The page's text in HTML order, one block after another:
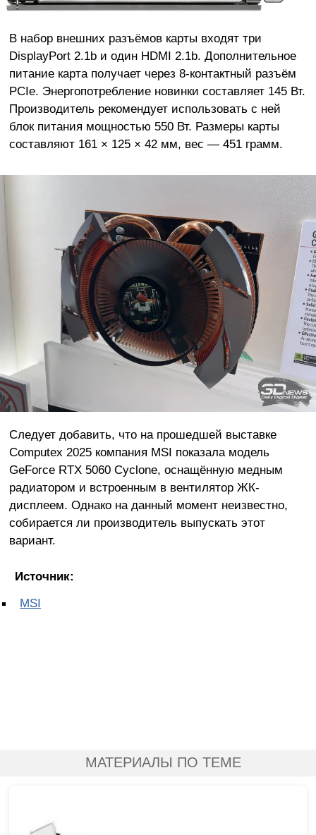
В набор внешних разъёмов карты входят три
DisplayPort 2.1b и один HDMI 2.1b. Дополнительное
питание карта получает через 8-контактный разъём
PCIe. Энергопотребление новинки составляет 145 Вт.
Производитель рекомендует использовать с ней
блок питания мощностью 550 Вт. Размеры карты
составляют 161 × 125 × 42 мм, вес — 451 грамм.
Следует добавить, что на прошедшей выставке
Computex 2025 компания MSI показала модель
GeForce RTX 5060 Cyclone, оснащённую медным
радиатором и встроенным в вентилятор ЖК-
дисплеем. Однако на данный момент неизвестно,
собирается ли производитель выпускать этот
вариант.
Источник:
MSI
МАТЕРИАЛЫ ПО ТЕМЕ